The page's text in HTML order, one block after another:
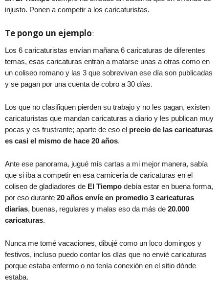
injusto. Ponen a competir a los caricaturistas.
Te pongo un ejemplo:
Los 6 caricaturistas envían mañana 6 caricaturas de diferentes
temas, esas caricaturas entran a matarse unas a otras como en
un coliseo romano y las 3 que sobrevivan ese día son publicadas
y se pagan por una cuenta de cobro a 30 días.
Los que no clasifiquen pierden su trabajo y no les pagan, existen
caricaturistas que mandan caricaturas a diario y les publican muy
pocas y es frustrante; aparte de eso el precio de las caricaturas
es casi el mismo de hace 20 años.
Ante ese panorama, jugué mis cartas a mi mejor manera, sabía
que si iba a competir en esa carnicería de caricaturas en el
coliseo de gladiadores de El Tiempo debía estar en buena forma,
por eso durante 20 años envíe en promedio 3 caricaturas
diarias, buenas, regulares y malas eso da más de 20.000
caricaturas.
Nunca me tomé vacaciones, dibujé como un loco domingos y
festivos, incluso puedo contar los días que no envié caricaturas
porque estaba enfermo o no tenía conexión en el sitio dónde
estaba.